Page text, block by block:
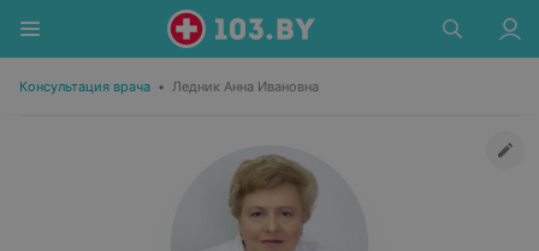
Консультация врача • Ледник Анна Ивановна